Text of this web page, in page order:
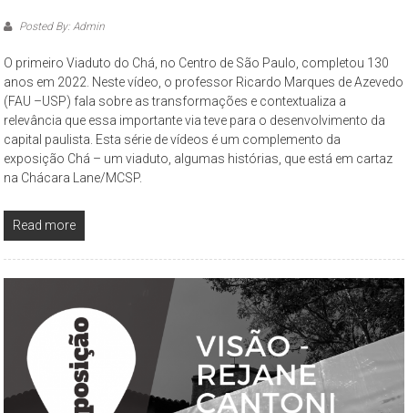
compreendendo
os
aspectos
da
cidade
contemporânea
partir
da
perspectiva
cultural
ambiental.
Posted By: Admin
O primeiro Viaduto do Chá, no Centro de São Paulo, completou 130
anos em 2022. Neste vídeo, o professor Ricardo Marques de Azevedo
(FAU –USP) fala sobre as transformações e contextualiza a
relevância que essa importante via teve para o desenvolvimento da
capital paulista. Esta série de vídeos é um complemento da
exposição Chá – um viaduto, algumas histórias, que está em cartaz
na Chácara Lane/MCSP.
Read more